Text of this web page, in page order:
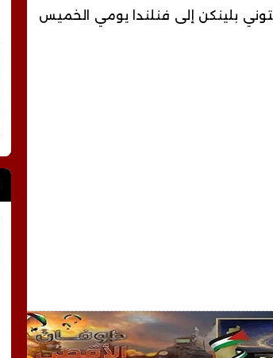
أنتوني بلينكن إلى فنلندا يومي الخميس